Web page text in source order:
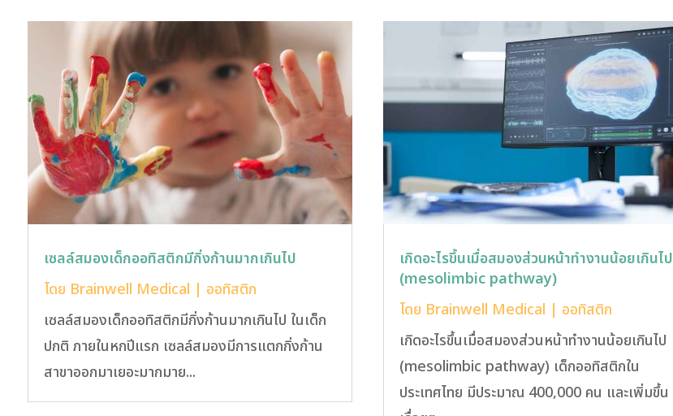
เซลล์สมองเด็กออทิสติกมีกิ่งก้านมากเกินไป
โดย Brainwell Medical | ออทิสติก
เซลล์สมองเด็กออทิสติกมีกิ่งก้านมากเกินไป ในเด็ก
ปกติ ภายในหกปีแรก เซลล์สมองมีการแตกกิ่งก้าน
สาขาออกมาเยอะมากมาย...
เกิดอะไรขึ้นเมื่อสมองส่วนหน้าทำงานน้อยเกินไป
(mesolimbic pathway)
โดย Brainwell Medical | ออทิสติก
เกิดอะไรขึ้นเมื่อสมองส่วนหน้าทำงานน้อยเกินไป
(mesolimbic pathway) เด็กออทิสติกใน
ประเทศไทย มีประมาณ 400,000 คน และเพิ่มขึ้น